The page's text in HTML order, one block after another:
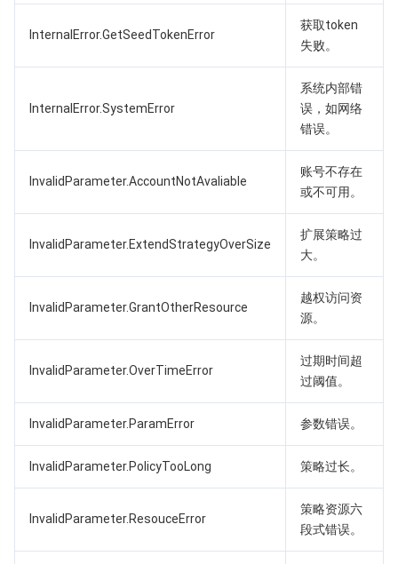
InternalError.GetSeedTokenError
获取token
失败。
InternalError.SystemError
系统内部错
误，如网络
错误。
InvalidParameter.AccountNotAvaliable
账号不存在
或不可用。
InvalidParameter.ExtendStrategyOverSize
扩展策略过
大。
InvalidParameter.GrantOtherResource
越权访问资
源。
InvalidParameter.OverTimeError
过期时间超
过阈值。
InvalidParameter.ParamError 参数错误。
InvalidParameter.PolicyTooLong 策略过长。
InvalidParameter.ResouceError
策略资源六
段式错误。